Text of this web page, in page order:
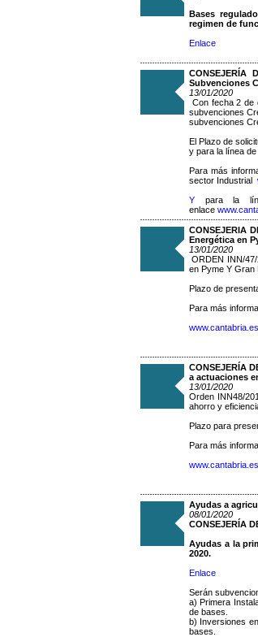
Bases
regimen de
Enlace
CONSEJERÍA
Subvenciones
13/01/2020
Con fecha 2 de
subvenciones
subvenciones
El Plazo de
y para la línea
Para más
sector Industrial
Y para la
enlace
CONSEJERIA
Energética en
13/01/2020
ORDEN INN/
en Pyme Y Gran
Plazo de
Para más
CONSEJERÍA
a actuaciones
13/01/2020
Orden INN48/
ahorro y
Plazo para
Para más
Ayudas a
08/01/2020
CONSEJERÍA
Ayudas a la
2020.
Enlace
Serán
a) Primera
de bases.
b) Inversiones
bases.